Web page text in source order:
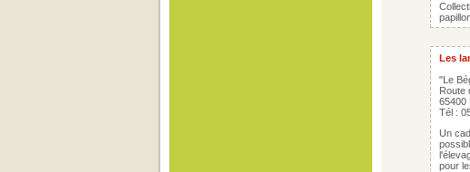
Les
"Le
Route
65400
Tél :
Un
pour